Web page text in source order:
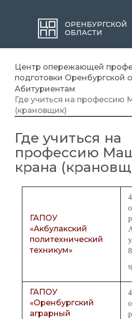
ОРЕНБУРГСКОЙ
ОБЛАСТИ
Центр опережающей
подготовки Оренбургской
Абитуриентам
Где учиться на профессию
(крановщик)
Где учиться на
профессию
крана
ГАПОУ
«Акбулакский
политехнический
техникум»
ГАПОУ
«Оренбургский
аграрный